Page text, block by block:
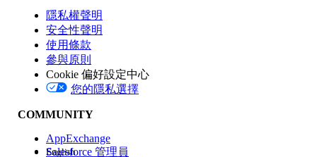
版本
隱私權聲明
安全性聲明
使用條款
參與原則
Cookie 偏好設定中心
您的隱私選擇
COMMUNITY
AppExchange
Salesforce 管理員
English